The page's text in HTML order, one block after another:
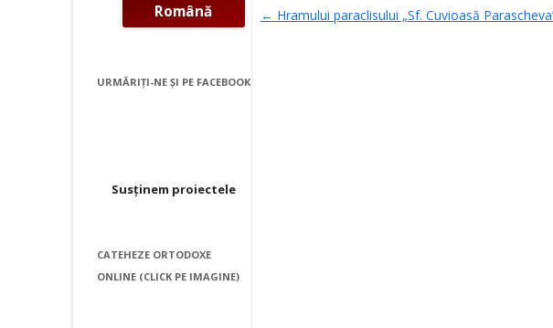
Post navigation
← Hramului paraclisului „Sf. Cuvioasă
Română
URMĂRIȚI-NE ŞI PE FACEBOOK
Susținem proiectele
CATEHEZE ORTODOXE
ONLINE (CLICK PE IMAGINE)